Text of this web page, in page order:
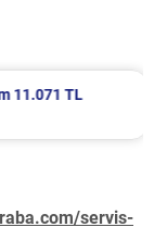
TL
servis-